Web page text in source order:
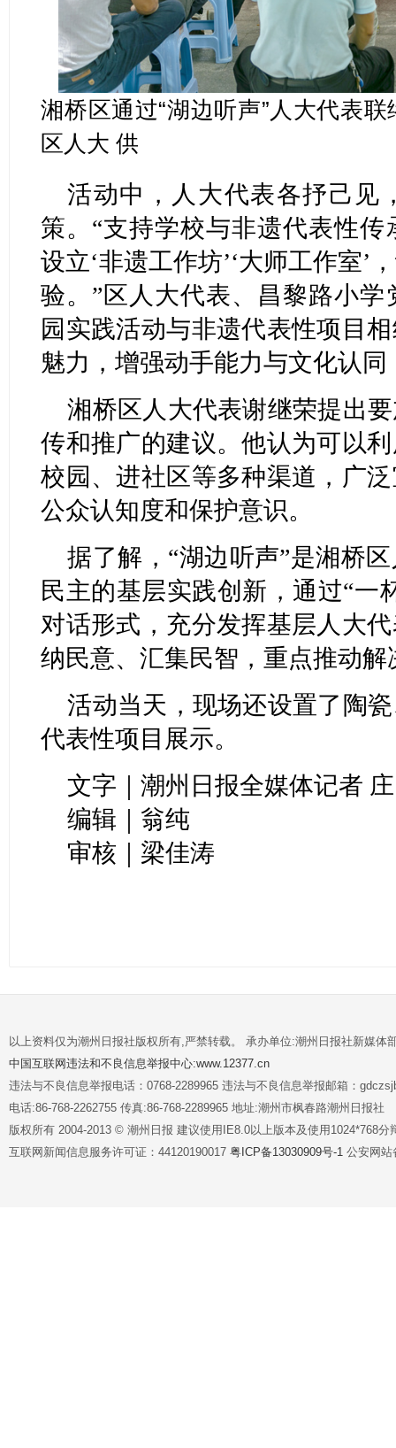
湘桥区通过“湖边听声”人大代表
区人大 供
活动中，人大代表各抒己见
策。“支持学校与非遗代表性
设立‘非遗工作坊’‘大师工作室’
验。”区人大代表、昌黎路小
园实践活动与非遗代表性项目
魅力，增强动手能力与文化认
湘桥区人大代表谢继荣提出
传和推广的建议。他认为可以
校园、进社区等多种渠道，广
公众认知度和保护意识。
据了解，“湖边听声”是湘桥
民主的基层实践创新，通过“一
对话形式，充分发挥基层人大
纳民意、汇集民智，重点推动解
活动当天，现场还设置了陶
代表性项目展示。
文字｜潮州日报全媒体记者
编辑｜翁纯
审核｜梁佳涛
以上资料仅为潮州日报社版权所有,严禁转载。 承办单位:潮州日报社新媒体
中国互联网违法和不良信息举报中心:www.12377.cn
违法与不良信息举报电话：0768-2289965 违法与不良信息举报邮箱：
电话:86-768-2262755 传真:86-768-2289965 地址:潮州市枫春路潮州日报社
版权所有 2004-2013 © 潮州日报 建议使用IE8.0以上版本及使用1024*768分
互联网新闻信息服务许可证：44120190017 粤ICP备13030909号-1 公安网站